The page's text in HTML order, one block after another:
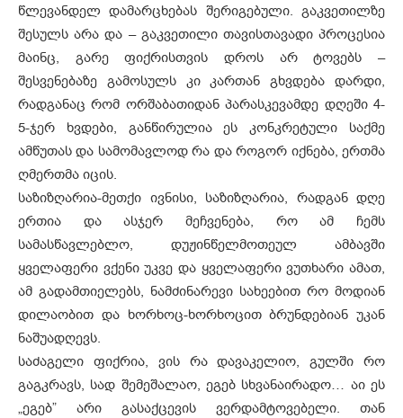
წლევანდელ დამარცხებას შერიგებული. გაკვეთილზე
შესულს არა და – გაკვეთილი თავისთავადი პროცესია
მაინც, გარე ფიქრისთვის დროს არ ტოვებს –
შესვენებაზე გამოსულს კი კართან გხვდება დარდი,
რადგანაც რომ ორშაბათიდან პარასკევამდე დღეში 4-
5-ჯერ ხვდები, განწირულია ეს კონკრეტული საქმე
ამწუთას და სამომავლოდ რა და როგორ იქნება, ერთმა
ღმერთმა იცის.
საზიზღარია-მეთქი ივნისი, საზიზღარია, რადგან დღე
ერთია და ასჯერ მეჩვენება, რო ამ ჩემს
სამასწავლებლო, დუჟინწელმოთეულ ამბავში
ყველაფერი ვქენი უკვე და ყველაფერი ვუთხარი ამათ,
ამ გადამთიელებს, ნამძინარევი სახეებით რო მოდიან
დილაობით და ხორხოც-ხორხოცით ბრუნდებიან უკან
ნაშუადღევს.
საძაგელი ფიქრია, ვის რა დავაკელიო, გულში რო
გაგკრავს, სად შემეშალაო, ეგებ სხვანაირადო… აი ეს
„ეგებ” არი გასაქცევის ვერდამტოვებელი. თან